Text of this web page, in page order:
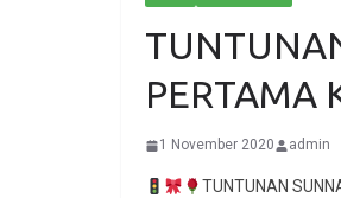
PERTAMA
1 November 2020 admin
TUNTUNAN